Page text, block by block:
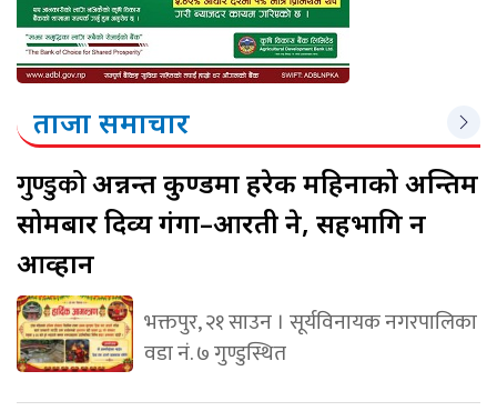
ताजा समाचार
गुण्डुकोअन्नन्त कुण्डमा हरेक महिनाको अन्तिम
सोमबार दिव्य गंगा–आरती हुने, सहभागि हुन
आव्हान
भक्तपुर, २१ साउन । सूर्यविनायक नगरपालिका
वडा नं. ७ गुण्डुस्थित